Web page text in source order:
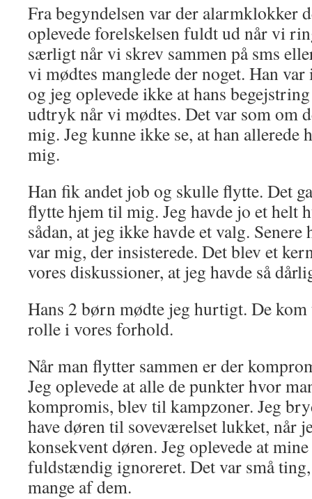
Fra begyndelsen var der alarmklokker
oplevede forelskelsen fuldt ud når vi
særligt når vi skrev sammen på sms
vi mødtes manglede der noget. Han
og jeg oplevede ikke at hans
udtryk når vi mødtes. Det var som om
mig. Jeg kunne ikke se, at han allerede
mig.
Han fik andet job og skulle flytte. Det
flytte hjem til mig. Jeg havde jo et helt
sådan, at jeg ikke havde et valg.
var mig, der insisterede. Det blev et
vores diskussioner, at jeg havde så
Hans 2 børn mødte jeg hurtigt. De
rolle i vores forhold.
Når man flytter sammen er der
Jeg oplevede at alle de punkter hvor
kompromis, blev til kampzoner. Jeg
have døren til soveværelset lukket, når
konsekvent døren. Jeg oplevede at
fuldstændig ignoreret. Det var små
mange af dem.